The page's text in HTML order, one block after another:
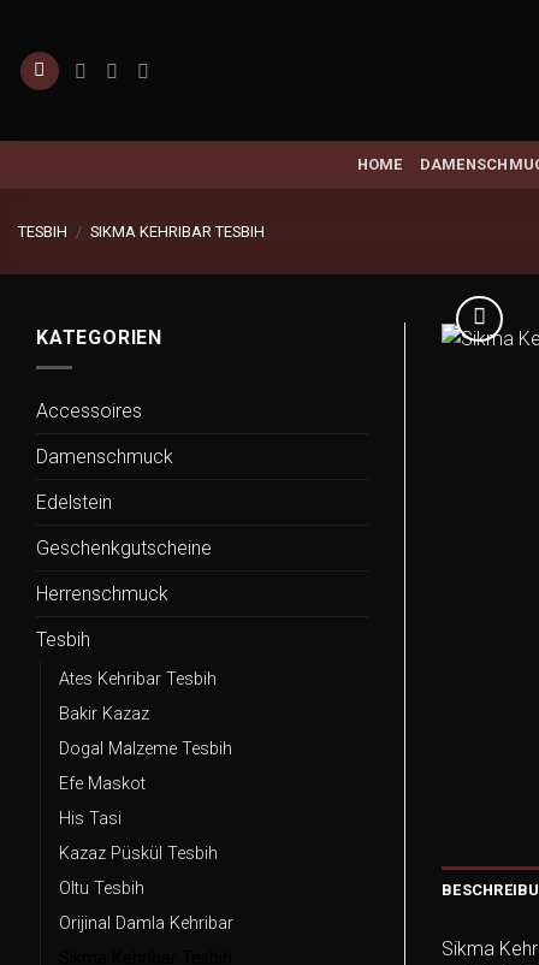
springen
HOME
TESBIH / SIKMA KEHRIBAR TESBIH
KATEGORIEN
Accessoires
Damenschmuck
Edelstein
Geschenkgutscheine
Herrenschmuck
Tesbih
Ates Kehribar Tesbih
Bakir Kazaz
Dogal Malzeme Tesbih
Efe Maskot
His Tasi
Kazaz Püskül Tesbih
Oltu Tesbih
Orijinal Damla Kehribar
Sikma